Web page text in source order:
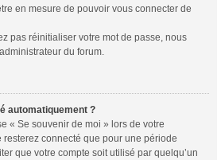
en mesure de pouvoir vous connecter de
pas réinitialiser votre mot de passe, nous
du forum.
automatiquement ?
« Se souvenir de moi » lors de votre
connecté que pour une période
que votre compte soit utilisé par quelqu’un